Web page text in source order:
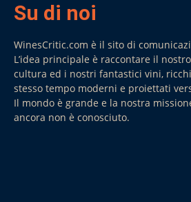
Su di noi
WinesCritic.com è il sito di
L’idea principale è raccontare il
cultura ed i nostri fantastici vini,
stesso tempo moderni e proiettati
Il mondo è grande e la nostra
ancora non è conosciuto.